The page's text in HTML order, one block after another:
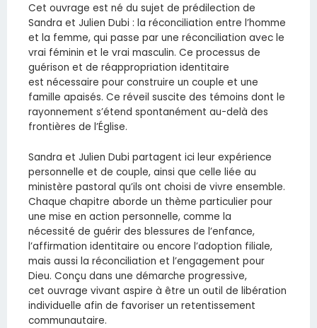
Cet ouvrage est né du sujet de prédilection de
Sandra et Julien Dubi : la réconciliation entre l’homme
et la femme, qui passe par une réconciliation avec le
vrai féminin et le vrai masculin. Ce processus de
guérison et de réappropriation identitaire
est nécessaire pour construire un couple et une
famille apaisés. Ce réveil suscite des témoins dont le
rayonnement s’étend spontanément au-delà des
frontières de l’Église.
Sandra et Julien Dubi partagent ici leur expérience
personnelle et de couple, ainsi que celle liée au
ministère pastoral qu’ils ont choisi de vivre ensemble.
Chaque chapitre aborde un thème particulier pour
une mise en action personnelle, comme la
nécessité de guérir des blessures de l’enfance,
l’affirmation identitaire ou encore l’adoption filiale,
mais aussi la réconciliation et l’engagement pour
Dieu. Conçu dans une démarche progressive,
cet ouvrage vivant aspire à être un outil de libération
individuelle afin de favoriser un retentissement
communautaire.